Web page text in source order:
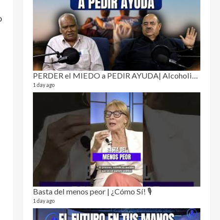
1 day ago
Basta del menos peor | ¿Cómo Sí! 🎙️
1 day ago
4